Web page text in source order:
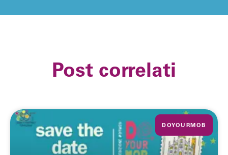
Post correlati
DOYOURMOB